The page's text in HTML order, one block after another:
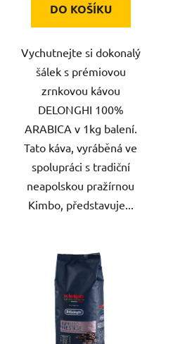
DO KOŠÍKU
Vychutnejte si dokonalý
šálek s prémiovou
zrnkovou kávou
DELONGHI 100%
ARABICA v 1kg balení.
Tato káva, vyráběná ve
spolupráci s tradiční
neapolskou pražírnou
Kimbo, představuje...